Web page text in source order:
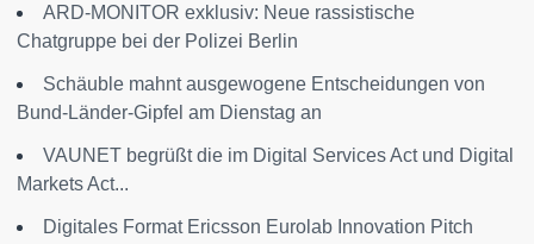
ARD-MONITOR exklusiv: Neue rassistische
Chatgruppe bei der Polizei Berlin
Schäuble mahnt ausgewogene Entscheidungen von
Bund-Länder-Gipfel am Dienstag an
VAUNET begrüßt die im Digital Services Act und Digital
Markets Act...
Digitales Format Ericsson Eurolab Innovation Pitch